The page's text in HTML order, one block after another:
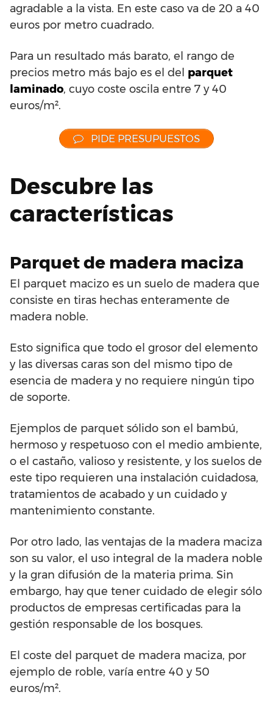
agradable a la vista. En este caso va de 20 a 40
euros por metro cuadrado.
Para un resultado más barato, el rango de
precios metro más bajo es el del parquet
laminado, cuyo coste oscila entre 7 y 40
euros/m².
PIDE PRESUPUESTOS
Descubre las
características
Parquet de madera maciza
El parquet macizo es un suelo de madera que
consiste en tiras hechas enteramente de
madera noble.
Esto significa que todo el grosor del elemento
y las diversas caras son del mismo tipo de
esencia de madera y no requiere ningún tipo
de soporte.
Ejemplos de parquet sólido son el bambú,
hermoso y respetuoso con el medio ambiente,
o el castaño, valioso y resistente, y los suelos de
este tipo requieren una instalación cuidadosa,
tratamientos de acabado y un cuidado y
mantenimiento constante.
Por otro lado, las ventajas de la madera maciza
son su valor, el uso integral de la madera noble
y la gran difusión de la materia prima. Sin
embargo, hay que tener cuidado de elegir sólo
productos de empresas certificadas para la
gestión responsable de los bosques.
El coste del parquet de madera maciza, por
ejemplo de roble, varía entre 40 y 50
euros/m².